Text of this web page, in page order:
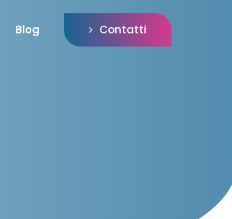
Contatti
Blog